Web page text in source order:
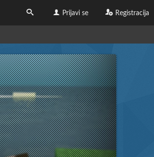
Prijavi se Registracija